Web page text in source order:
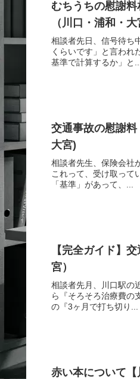
むちうちの慰謝
（川口・浦和・大
相談者先日、信号待ち
くらいです」と言わ
基準で計算するか」と...
交通事故の慰謝
大宮)
相談者先生、保険会社
これって、受け取って
「基準」があって、...
【完全ガイド】
宮）
相談者先月、川口駅の
ら『そろそろ治療費の
の『3ヶ月で打ち切り...
赤い本について【